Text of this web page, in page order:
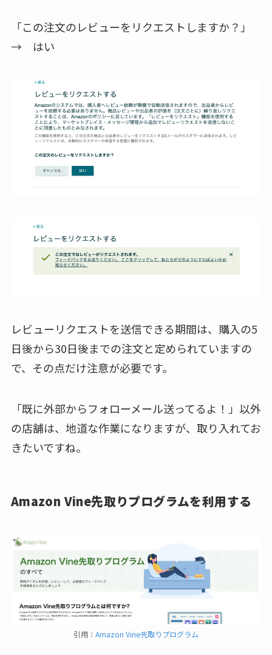
「この注文のレビューをリクエストしますか？」
→ はい
レビューリクエストを送信できる期間は、購入の5
日後から30日後までの注文と定められていますの
で、その点だけ注意が必要です。
「既に外部からフォローメール送ってるよ！」以外
の店舗は、地道な作業になりますが、取り入れてお
きたいですね。
Amazon Vine先取りプログラムを利用する
引用： Amazon Vine先取りプログラム